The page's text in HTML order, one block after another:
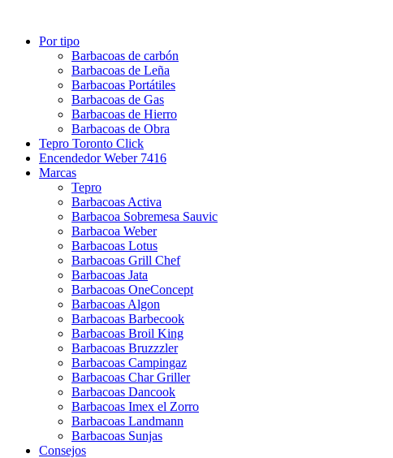
Por tipo
Barbacoas de carbón
Barbacoas de Leña
Barbacoas Portátiles
Barbacoas de Gas
Barbacoas de Hierro
Barbacoas de Obra
Tepro Toronto Click
Encendedor Weber 7416
Marcas
Tepro
Barbacoas Activa
Barbacoa Sobremesa Sauvic
Barbacoa Weber
Barbacoas Lotus
Barbacoas Grill Chef
Barbacoas Jata
Barbacoas OneConcept
Barbacoas Algon
Barbacoas Barbecook
Barbacoas Broil King
Barbacoas Bruzzzler
Barbacoas Campingaz
Barbacoas Char Griller
Barbacoas Dancook
Barbacoas Imex el Zorro
Barbacoas Landmann
Barbacoas Sunjas
Consejos